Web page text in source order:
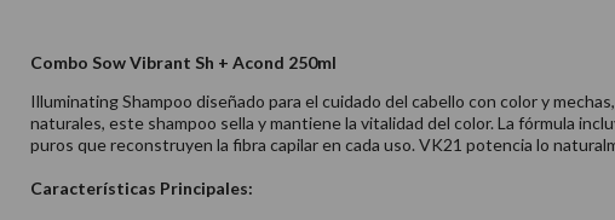
Combo Sow Vibrant Sh + Acond 250ml
Illuminating Shampoo diseñado para el cuidado del cabello con color y
naturales, este shampoo sella y mantiene la vitalidad del color. La fórmula
puros que reconstruyen la fibra capilar en cada uso. VK21 potencia lo
Características Principales: